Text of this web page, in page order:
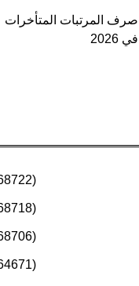
صرف المرتبات المتأخرات
في 2026
(68722)
(68718)
(68706)
(64671)